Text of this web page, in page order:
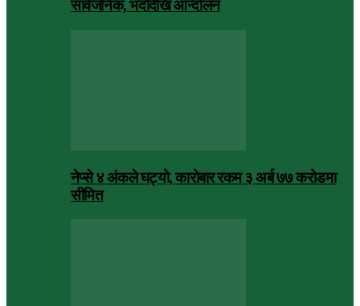
सार्वजनिक, भदाैदेखि आन्दाेलन
नेप्से ४ अंकले घट्यो, कारोबार रकम ३ अर्ब ७७ करोडमा
सीमित